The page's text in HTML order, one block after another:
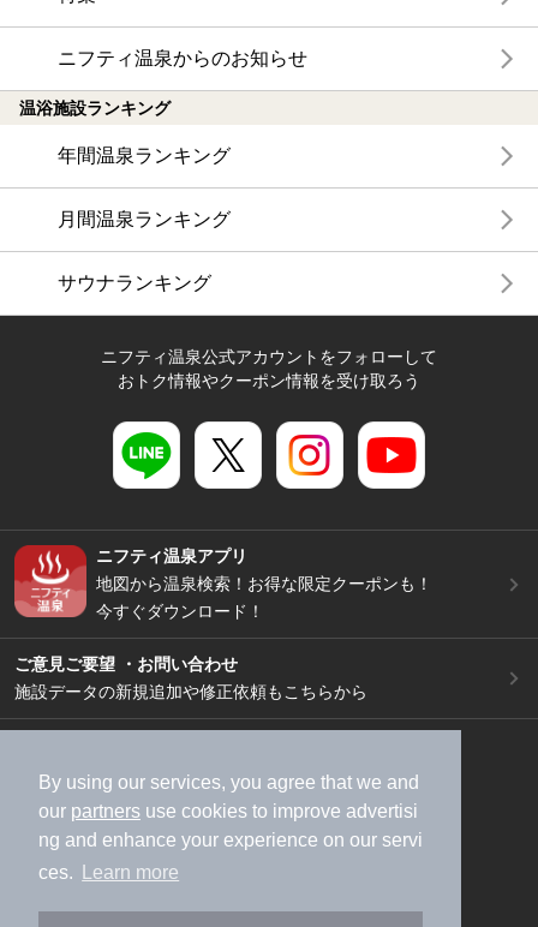
By using our services, you agree that we and
our partners use cookies to improve advertisi
ng and enhance your experience on our servi
ces.
Learn more
ニフティ温泉からのお知らせ
温浴施設ランキング
年間温泉ランキング
月間温泉ランキング
サウナランキング
ニフティ温泉公式アカウントをフォローして
おトク情報やクーポン情報を受け取ろう
ニフティ温泉アプリ
地図から温泉検索！お得な限定クーポンも！
今すぐダウンロード！
ご意見ご要望 ・お問い合わせ
施設データの新規追加や修正依頼もこちらから
加盟店募集（資料請求）
広告出稿のご案内
利用規約
ライフスタイルMEMBERS+規約
特定商取引法に基づく表記
ヘルプ
採用情報
運営会社